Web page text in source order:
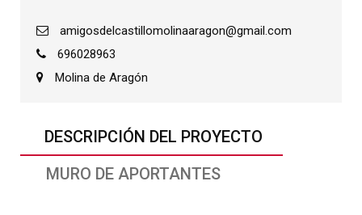
DESCRIPCIÓN DEL PROYECTO
MURO DE APORTANTES
amigosdelcastillomolinaaragon@gmail.com
696028963
Molina de Aragón